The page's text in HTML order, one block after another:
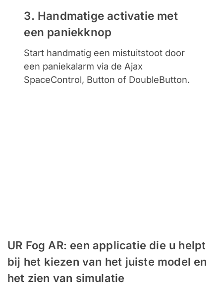
3. Handmatige activatie met
een paniekknop
Start handmatig een mistuitstoot door
een paniekalarm via de Ajax
SpaceControl, Button of DoubleButton.
UR Fog AR: een applicatie die u helpt
bij het kiezen van het juiste model en
het zien van simulatie